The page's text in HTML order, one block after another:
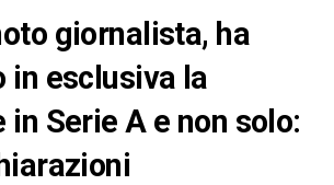
giornalista, ha
in esclusiva la
in Serie A e non solo: